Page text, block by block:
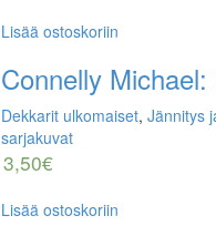
Lisää ostoskoriin
Connelly
Dekkarit ulkomaiset, Jännitys
sarjakuvat
3,50€
Lisää ostoskoriin